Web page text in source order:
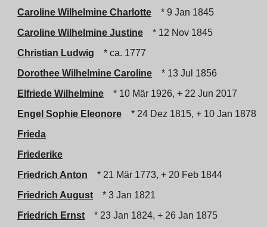
Caroline Wilhelmine Charlotte
* 9 Jan 1845
Caroline Wilhelmine Justine
* 12 Nov 1845
Christian Ludwig
* ca. 1777
Dorothee Wilhelmine Caroline
* 13 Jul 1856
Elfriede Wilhelmine
* 10 Mär 1926, + 22 Jun 2017
Engel Sophie Eleonore
* 24 Dez 1815, + 10 Jan 1878
Frieda
Friederike
Friedrich Anton
* 21 Mär 1773, + 20 Feb 1844
Friedrich August
* 3 Jan 1821
Friedrich Ernst
* 23 Jan 1824, + 26 Jan 1875